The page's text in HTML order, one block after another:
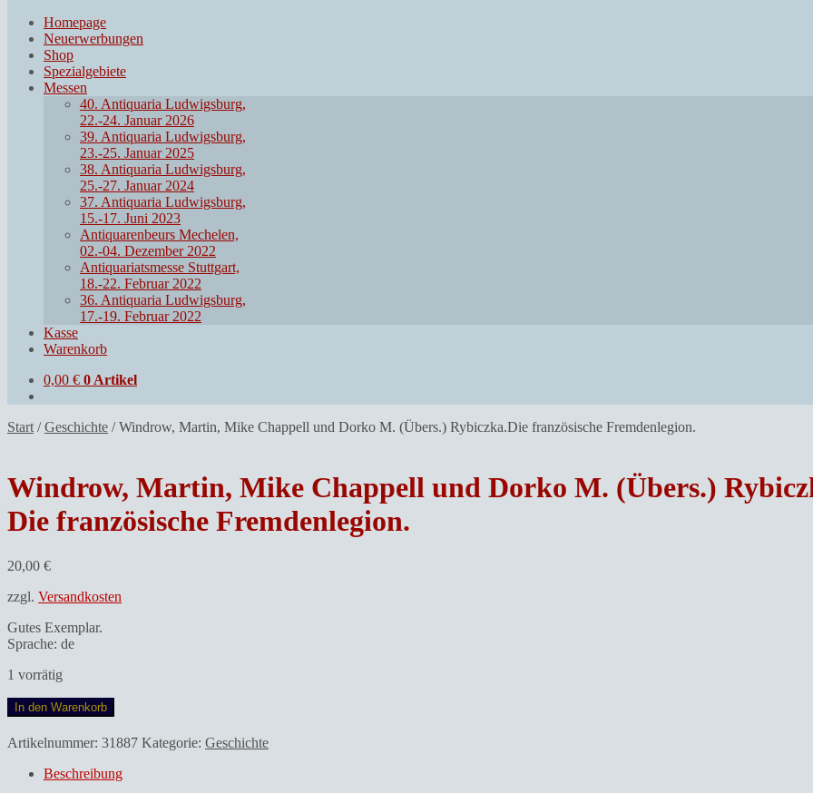
Homepage
Neuerwerbungen
Shop
Spezialgebiete
Messen
40. Antiquaria Ludwigsburg,
22.-24. Januar 2026
39. Antiquaria Ludwigsburg,
23.-25. Januar 2025
38. Antiquaria Ludwigsburg,
25.-27. Januar 2024
37. Antiquaria Ludwigsburg,
15.-17. Juni 2023
Antiquarenbeurs Mechelen,
02.-04. Dezember 2022
Antiquariatsmesse Stuttgart,
18.-22. Februar 2022
36. Antiquaria Ludwigsburg,
17.-19. Februar 2022
Kasse
Warenkorb
0,00 € 0 Artikel
Start /Geschichte /Windrow, Martin, Mike Chappell und Dorko M. (Übers.) Rybiczka.Die französische Fremdenlegion.
Windrow, Martin, Mike Chappell und Dorko M. (Übers.)
Die französische Fremdenlegion.
20,00 €
zzgl. Versandkosten
Gutes Exemplar.
Sprache: de
1 vorrätig
Windrow,
Martin,
Mike
In den Warenkorb
Artikelnummer: 31887 Kategorie: Geschichte
Beschreibung